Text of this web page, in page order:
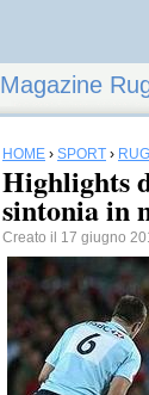
Magazine
HOME › SPORT ›
Highlights
sintonia in
Creato il 17 giugno